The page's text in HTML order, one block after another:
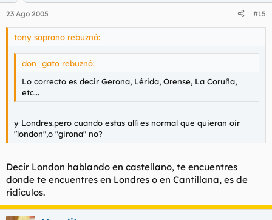
23 Ago 2005 #15
tony soprano rebuznó:
don_gato rebuznó:
Lo correcto es decir Gerona, Lérida, Orense, La Coruña,
etc...
y Londres.pero cuando estas allí es normal que quieran oir
"london",o "girona" no?
Decir London hablando en castellano, te encuentres
donde te encuentres en Londres o en Cantillana, es de
ridículos.